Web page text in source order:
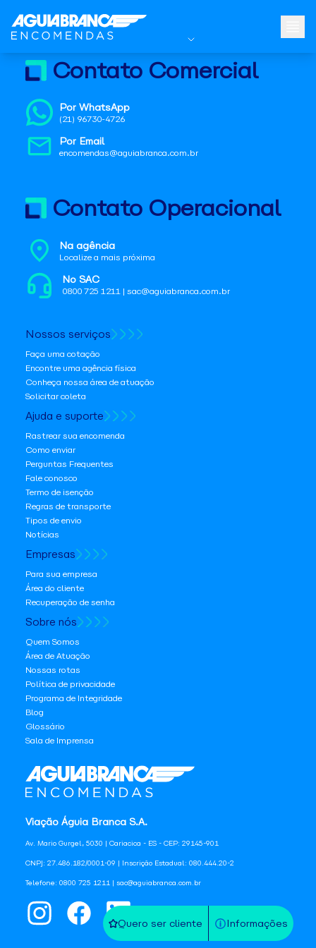
Quero ser cliente Informações
Viação Águia Branca S.A.
Av. Mario Gurgel, 5030 | Cariacica - ES - CEP: 29145-901
CNPJ: 27.486.182/0001-09 | Inscrição Estadual: 080.444.20-2
Telefone: 0800 725 1211 | sac@aguiabranca.com.br
Contato Comercial
Por WhatsApp
(21) 96730-4726
Por Email
encomendas@aguiabranca.com.br
Contato Operacional
Na agência
Localize a mais próxima
No SAC
0800 725 1211 | sac@aguiabranca.com.br
Nossos serviços
Faça uma cotação
Encontre uma agência física
Conheça nossa área de atuação
Solicitar coleta
Ajuda e suporte
Rastrear sua encomenda
Como enviar
Perguntas Frequentes
Fale conosco
Termo de isenção
Regras de transporte
Tipos de envio
Notícias
Empresas
Para sua empresa
Área do cliente
Recuperação de senha
Sobre nós
Quem Somos
Área de Atuação
Nossas rotas
Política de privacidade
Programa de Integridade
Blog
Glossário
Sala de Imprensa